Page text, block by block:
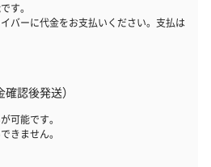
す。
バーに代金をお支払いください。支払は
認後発送）
可能です。
きません。